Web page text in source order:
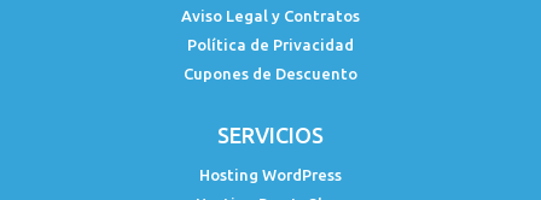
Aviso Legal y Contratos
Política de Privacidad
Cupones de Descuento
SERVICIOS
Hosting WordPress